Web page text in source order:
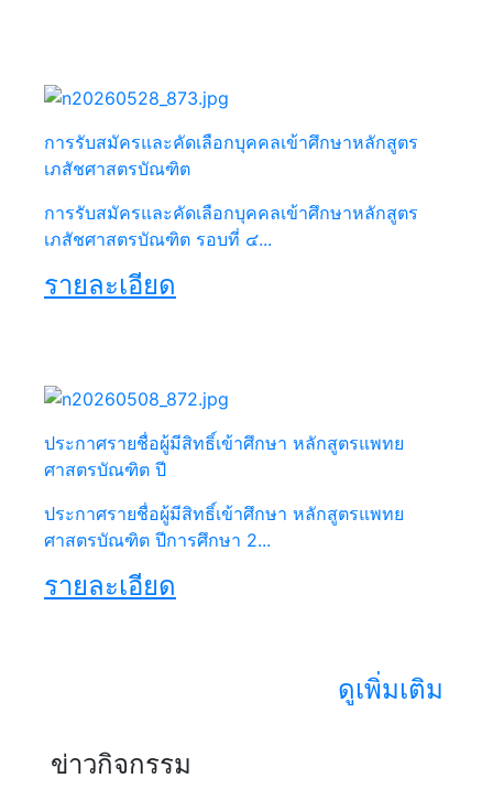
การรับสมัครและคัดเลือกบุคคลเข้าศึกษาหลักสูตร
เภสัชศาสตรบัณฑิต
การรับสมัครและคัดเลือกบุคคลเข้าศึกษาหลักสูตร
เภสัชศาสตรบัณฑิต รอบที่ ๔...
รายละเอียด
ประกาศรายชื่อผู้มีสิทธิ์เข้าศึกษา หลักสูตรแพทย
ศาสตรบัณฑิต ปี
ประกาศรายชื่อผู้มีสิทธิ์เข้าศึกษา หลักสูตรแพทย
ศาสตรบัณฑิต ปีการศึกษา 2...
รายละเอียด
ดูเพิ่มเติม
ข่าวกิจกรรม